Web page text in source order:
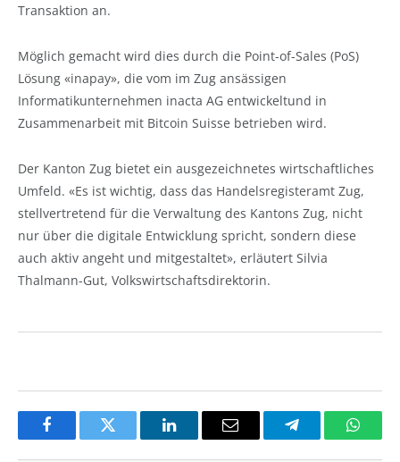
Transaktion an.
Möglich gemacht wird dies durch die Point-of-Sales (PoS)
Lösung «inapay», die vom im Zug ansässigen
Informatikunternehmen inacta AG entwickeltund in
Zusammenarbeit mit Bitcoin Suisse betrieben wird.
Der Kanton Zug bietet ein ausgezeichnetes wirtschaftliches
Umfeld. «Es ist wichtig, dass das Handelsregisteramt Zug,
stellvertretend für die Verwaltung des Kantons Zug, nicht
nur über die digitale Entwicklung spricht, sondern diese
auch aktiv angeht und mitgestaltet», erläutert Silvia
Thalmann-Gut, Volkswirtschaftsdirektorin.
FacebookTwitter LinkedInEmail Telegram